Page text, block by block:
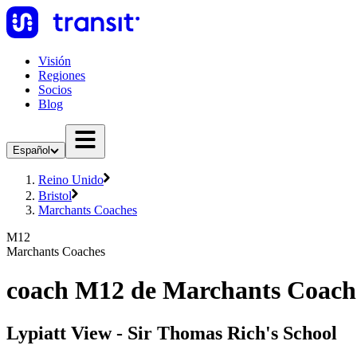
Visión
Regiones
Socios
Blog
Español
Reino Unido
Bristol
Marchants Coaches
M12
Marchants Coaches
coach M12 de Marchants
Lypiatt View - Sir Thomas Rich's School